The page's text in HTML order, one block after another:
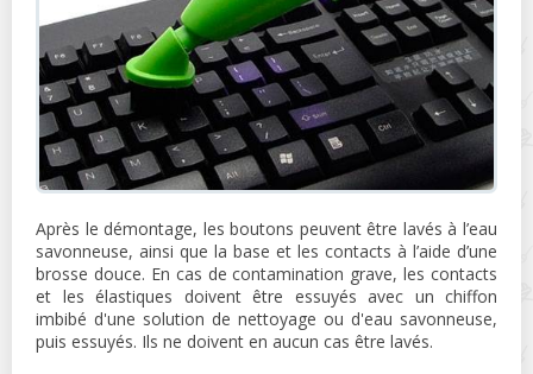
Après le démontage, les boutons peuvent être lavés à l’eau
savonneuse, ainsi que la base et les contacts à l’aide d’une
brosse douce. En cas de contamination grave, les contacts
et les élastiques doivent être essuyés avec un chiffon
imbibé d'une solution de nettoyage ou d'eau savonneuse,
puis essuyés. Ils ne doivent en aucun cas être lavés.